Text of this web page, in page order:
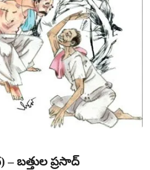
– బత్తుల ప్రసాద్